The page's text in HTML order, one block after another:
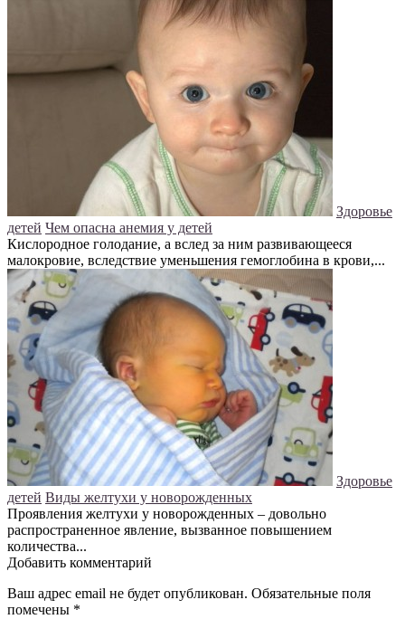
Здоровье
детей Чем опасна анемия у детей
Кислородное голодание, а вслед за ним развивающееся
малокровие, вследствие уменьшения гемоглобина в крови,...
Здоровье
детей Виды желтухи у новорожденных
Проявления желтухи у новорожденных – довольно
распространенное явление, вызванное повышением
количества...
Добавить комментарий
Ваш адрес email не будет опубликован. Обязательные поля
помечены *